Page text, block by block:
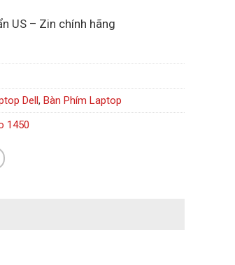
US – Zin chính hãng
Dell, Bàn Phím Laptop
1450